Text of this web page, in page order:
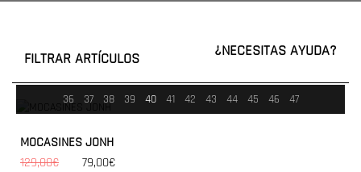
FILTRAR ARTÍCULOS ¿NECESITAS AYUDA?
36 37 38 39 40 41 42 43 44 45 46 47
MOCASINES JONH
129,00€
79,00€